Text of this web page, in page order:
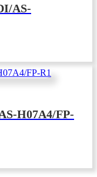
AS-
H07A4/FP-